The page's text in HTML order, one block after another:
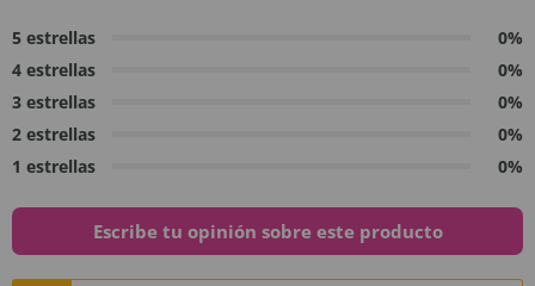
5 estrellas
0%
4 estrellas
0%
3 estrellas
0%
2 estrellas
0%
1 estrellas
0%
Escribe tu opinión sobre este producto